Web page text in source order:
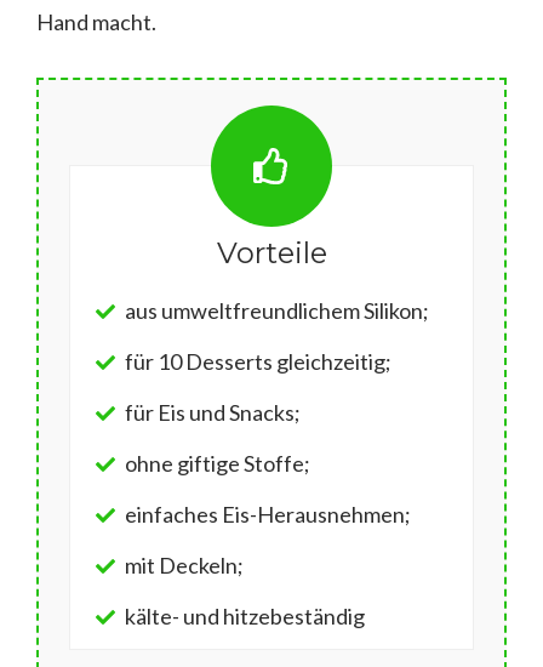
Hand macht.
Vorteile
aus umweltfreundlichem Silikon;
für 10 Desserts gleichzeitig;
für Eis und Snacks;
ohne giftige Stoffe;
einfaches Eis-Herausnehmen;
mit Deckeln;
kälte- und hitzebeständig